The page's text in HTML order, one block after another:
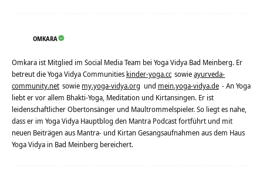
OMKARA
Omkara ist Mitglied im Social Media Team bei Yoga Vidya Bad Meinberg. Er
betreut die Yoga Vidya Communities kinder-yoga.cc sowieayurveda-
community.net sowie my.yoga-vidya.org und mein.yoga-vidya.de - An Yoga
liebt er vor allem Bhakti-Yoga, Meditation und Kirtansingen. Er ist
leidenschaftlicher Obertonsänger und Maultrommelspieler. So liegt es nahe,
dass er im Yoga Vidya Hauptblog den Mantra Podcast fortführt und mit
neuen Beiträgen aus Mantra- und Kirtan Gesangsaufnahmen aus dem Haus
Yoga Vidya in Bad Meinberg bereichert.